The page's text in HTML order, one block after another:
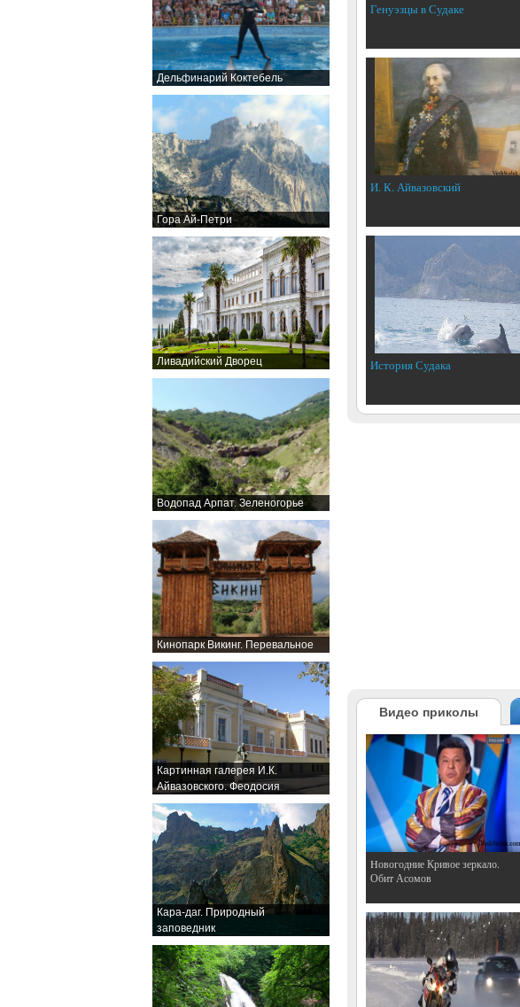
Дельфинарий Коктебель
Гора Ай-Петри
Ливадийский Дворец
Водопад Арпат. Зеленогорье
Кинопарк Викинг. Перевальное
Картинная галерея И.К.
Айвазовского. Феодосия
Кара-даг. Природный
заповедник
Генуэзцы в Судаке
И. К. Айвазовский
История Судака
Видео приколы
Hовогодние Кривое зеркало.
Обит Асомов